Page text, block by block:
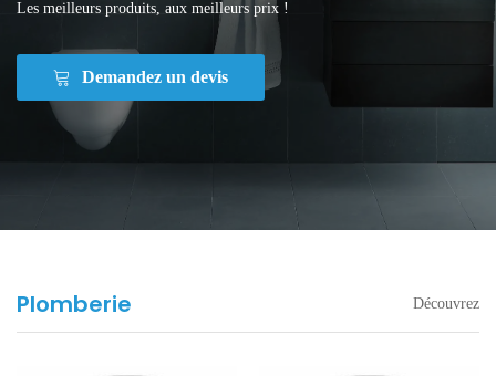
Les meilleurs produits, aux meilleurs prix !
Demandez un devis
Plomberie Découvrez